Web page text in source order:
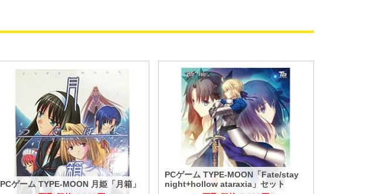
PCゲーム TYPE-MOON 月姫「月箱」
PCゲーム TYPE-MOON「Fate/stay
night+hollow ataraxia」セット